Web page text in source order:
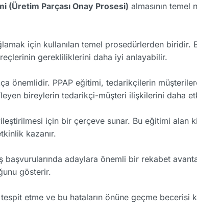
(Üretim Parçası Onay Prosesi) almasının temel
için kullanılan temel prosedürlerden
gerekliliklerini daha iyi anlayabilir.
önemlidir. PPAP eğitimi, tedarikçilerin
bireylerin tedarikçi-müşteri ilişkilerini daha
için bir çerçeve sunar. Bu eğitimi alan
kazanır.
adaylara önemli bir rekabet
gösterir.
etme ve bu hataların önüne geçme becerisi